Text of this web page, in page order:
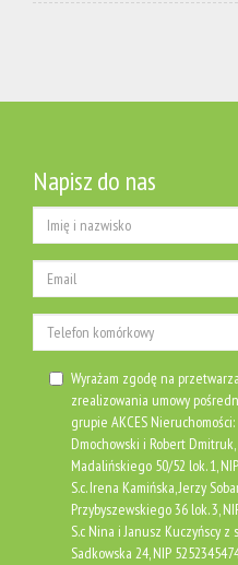
Napisz do nas
Wyrażam zgodę na
zrealizowania umowy
grupie AKCES Nieruchomości:
Dmochowski i Robert
Madalińskiego 50/52 lok. 1,
S.c. Irena Kamińska, Jerzy
Przybyszewskiego 36 lok. 3,
S.c Nina i Janusz Kuczyńscy
Sadkowska 24, NIP